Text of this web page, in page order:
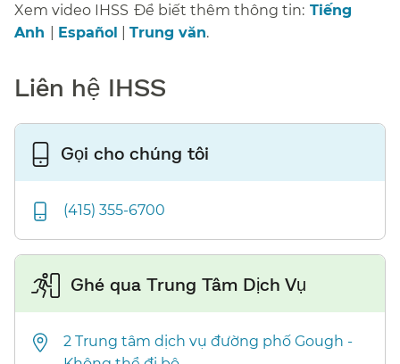
Xem video IHSS​​ Để biết thêm thông tin:​​ Tiếng
Anh​​
Español Trung văn.​​
Liên hệ IHSS​​
Gọi cho chúng tôi​​
(415) 355-6700​​
Ghé qua Trung Tâm Dịch Vụ​​
2 Trung tâm dịch vụ đường phố Gough -